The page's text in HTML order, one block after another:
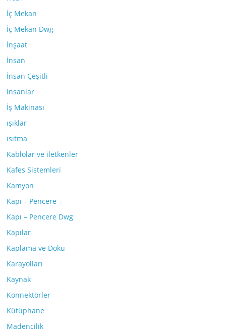
İç Mekan
İç Mekan Dwg
İnşaat
İnsan
İnsan Çeşitli
insanlar
İş Makinası
ışıklar
ısıtma
Kablolar ve iletkenler
Kafes Sistemleri
Kamyon
Kapı – Pencere
Kapı – Pencere Dwg
Kapılar
Kaplama ve Doku
Karayolları
Kaynak
Konnektörler
Kütüphane
Madencilik